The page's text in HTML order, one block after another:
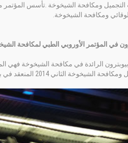
التجميل ومكافحة الشيخوخة .تأسس
ومكافحة الشيخوخة.
في المؤتمر الأوروبي الطبي لمكافحة
بيوبترون الرائدة في مكافحة الشيخوخة
2014 المنعقد في باريس في نهاية شهر أكتوبر.